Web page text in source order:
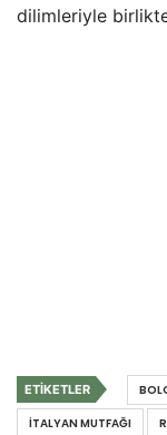
dilimleriyle
ETIKETLER
İTALYAN MUTFAĞI